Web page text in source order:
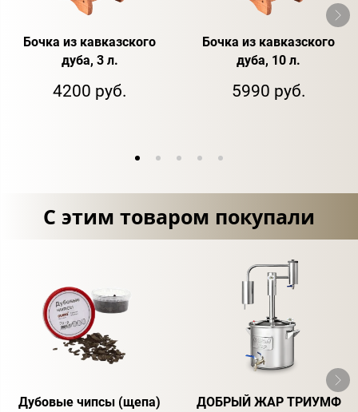
Бочка из кавказского
дуба, 3 л.
4200 руб.
Бочка из кавказского
дуба, 10 л.
5990 руб.
С этим товаром покупали
Дубовые чипсы (щепа) ДОБРЫЙ ЖАР ТРИУМФ